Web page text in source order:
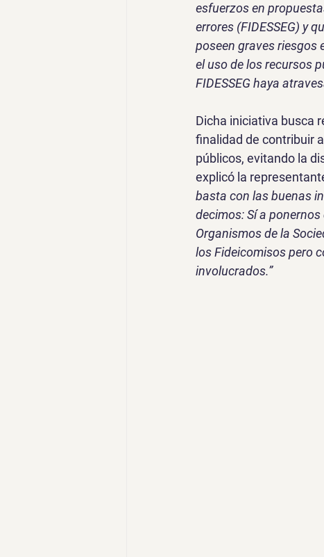
esfuerzos en
errores (FIDESSEG) y
poseen graves riesgos
el uso de los recursos
FIDESSEG haya
Dicha iniciativa busca
finalidad de contribuir
públicos, evitando la
explicó la
basta con las buenas
decimos: Sí a
Organismos de la
los Fideicomisos pero
involucrados.”